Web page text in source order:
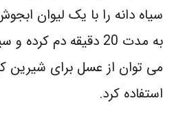
سیاه دانه را با یک لیوان
به مدت 20 دقیقه دم
می توان از عسل برای شیرین
استفاده کرد.